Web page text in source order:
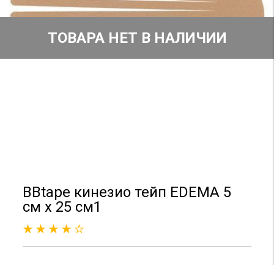
ТОВАРА НЕТ В НАЛИЧИИ
BBtape кинезио тейп EDEMA 5
см х 25 см1